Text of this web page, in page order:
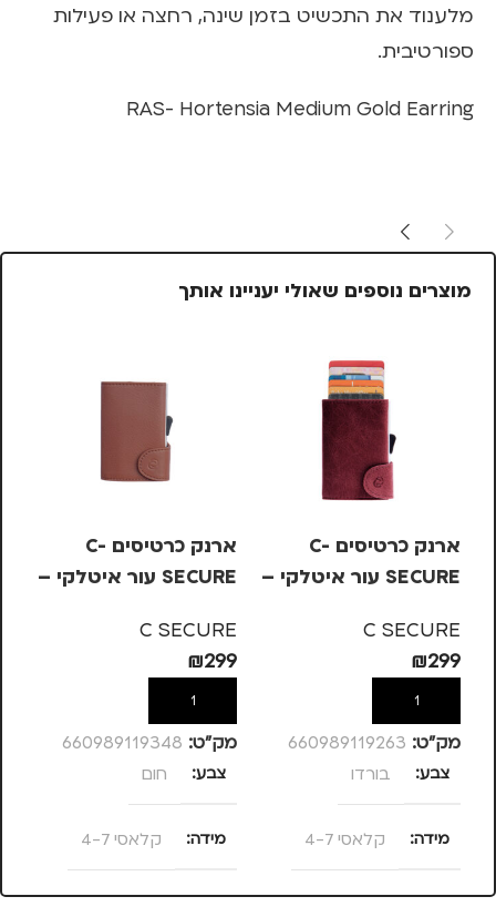
מלענוד את התכשיט בזמן שינה, רחצה או פעילות
ספורטיבית.
RAS- Hortensia Medium Gold Earring
מוצרים נוספים שאולי יעניינו אותך
ארנק כרטיסים C-
SECURE עור איטלקי –
C SECURE
₪299
הוספה לסל
מק”ט: 660989119263
צבע בורדו
מידה קלאסי 4-7
מותגים C SECURE
ארנק כרטיסים C-
SECURE עור איטלקי –
C SECURE
₪299
הוספה לסל
מק”ט: 660989119348
צבע חום
מידה קלאסי 4-7
מותגים C SECURE